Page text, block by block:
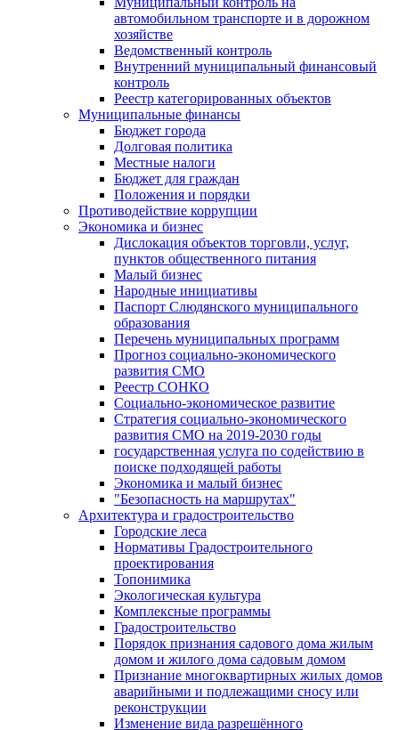
автомобильном транспорте и в дорожном
хозяйстве
Ведомственный контроль
Внутренний муниципальный финансовый
контроль
Реестр категорированных объектов
Муниципальные финансы
Бюджет города
Долговая политика
Местные налоги
Бюджет для граждан
Положения и порядки
Противодействие коррупции
Экономика и бизнес
Дислокация объектов торговли, услуг,
пунктов общественного питания
Малый бизнес
Народные инициативы
Паспорт Слюдянского муниципального
образования
Перечень муниципальных программ
Прогноз социально-экономического
развития СМО
Реестр СОНКО
Социально-экономическое развитие
Стратегия социально-экономического
развития СМО на 2019-2030 годы
государственная услуга по содействию в
поиске подходящей работы
Экономика и малый бизнес
"Безопасность на маршрутах"
Архитектура и градостроительство
Городские леса
Нормативы Градостроительного
проектирования
Топонимика
Экологическая культура
Комплексные программы
Градостроительство
Порядок признания садового дома жилым
домом и жилого дома садовым домом
Признание многоквартирных жилых домов
аварийными и подлежащими сносу или
реконструкции
Изменение вида разрешённого